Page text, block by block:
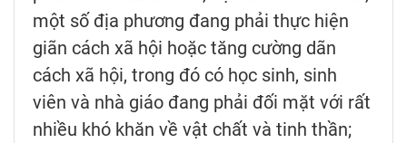
một số địa phương đang phải thực hiện
giãn cách xã hội hoặc tăng cường dãn
cách xã hội, trong đó có học sinh, sinh
viên và nhà giáo đang phải đối mặt với rất
nhiều khó khăn về vật chất và tinh thần;